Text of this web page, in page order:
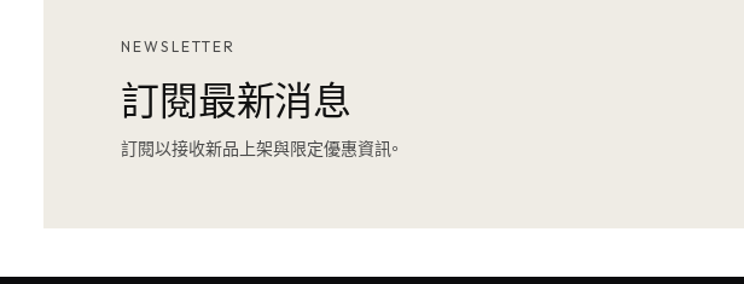
NEWSLETTER
訂閱最新消息
訂閱以接收新品上架與限定優惠資訊。